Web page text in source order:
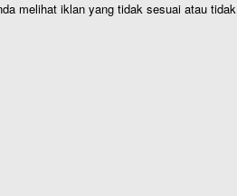
melihat iklan yang tidak sesuai atau tidak